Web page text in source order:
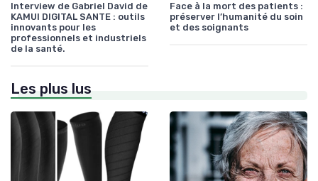
Interview de Gabriel David de
KAMUI DIGITAL SANTE : outils
innovants pour les
professionnels et industriels
de la santé.
Face à la mort des patients :
préserver l’humanité du soin
et des soignants
Les plus lus